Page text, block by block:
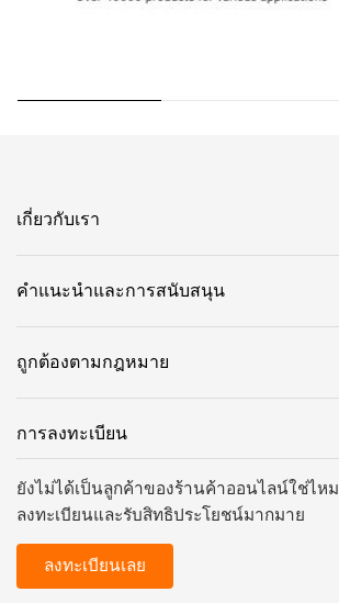
เกี่ยวกับเรา
คำแนะนำและการสนับสนุน
ถูกต้องตามกฎหมาย
การลงทะเบียน
ยังไม่ได้เป็นลูกค้าของร้านค้าออนไลน์ใช่ไหม
ลงทะเบียนและรับสิทธิประโยชน์มากมาย
ลงทะเบียนเลย